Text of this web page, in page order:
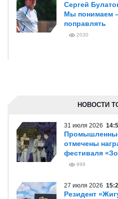
Сергей
Мы понимаем
поправлять
2030
НОВОСТИ
31 июля 2026
отмечены
фестиваля
999
27 июля 2026
Резидент